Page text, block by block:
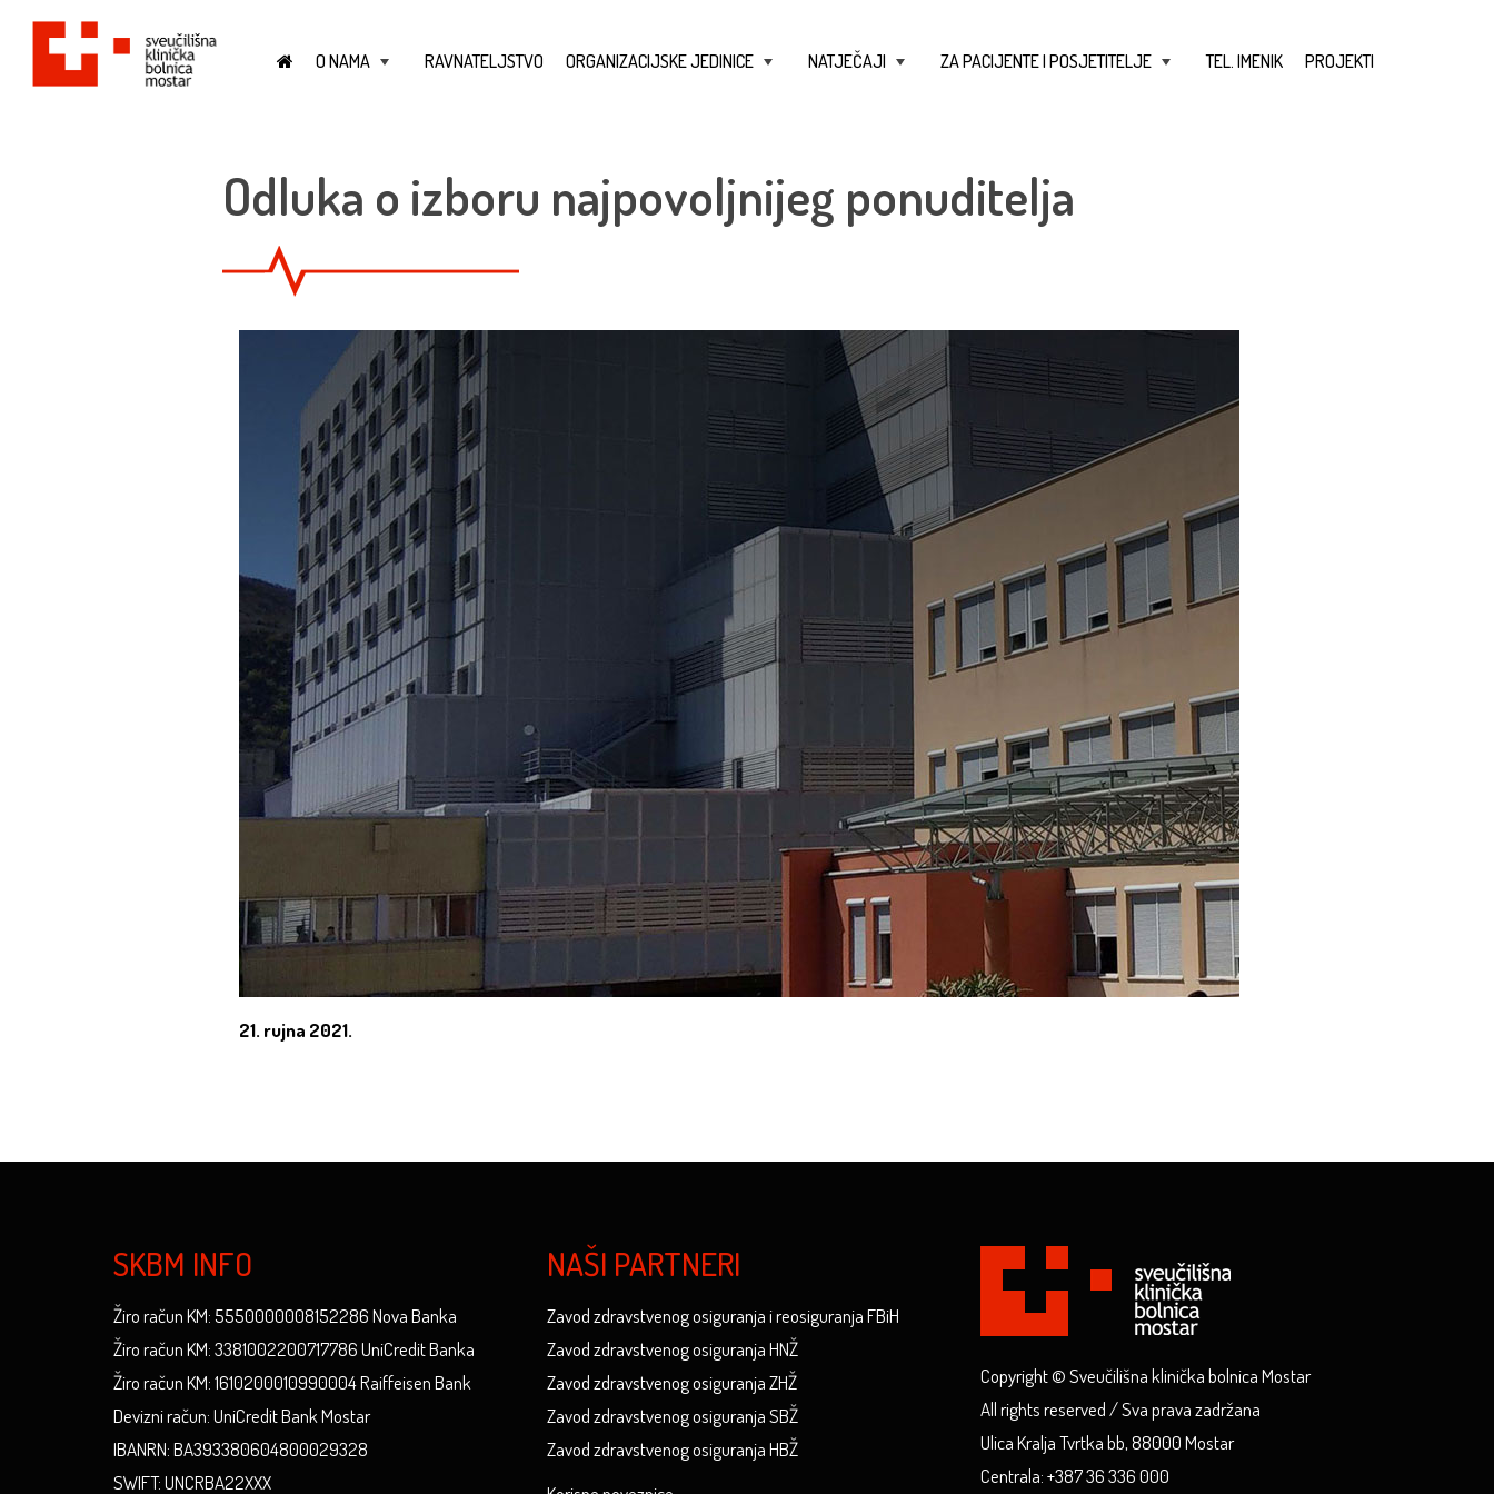
O NAMA RAVNATELJSTVO ORGANIZACIJSKE JEDINICE NATJEČAJI ZA PACIJENTE I POSJETITELJE TEL. IMENIK PROJEKTI
Odluka o izboru najpovoljnijeg ponuditelja
21. rujna 2021.
SKBM INFO
Žiro račun KM: 5550000008152286 Nova Banka
Žiro račun KM: 3381002200717786 UniCredit Banka
Žiro račun KM: 1610200010990004 Raiffeisen Bank
Devizni račun: UniCredit Bank Mostar
IBANRN: BA393380604800029328
SWIFT: UNCRBA22XXX
NAŠI PARTNERI
Zavod zdravstvenog osiguranja i reosiguranja FBiH
Zavod zdravstvenog osiguranja HNŽ
Zavod zdravstvenog osiguranja ZHŽ
Zavod zdravstvenog osiguranja SBŽ
Zavod zdravstvenog osiguranja HBŽ
Copyright © Sveučilišna klinička bolnica Mostar
All rights reserved / Sva prava zadržana
Ulica Kralja Tvrtka bb, 88000 Mostar
Centrala: +387 36 336 000